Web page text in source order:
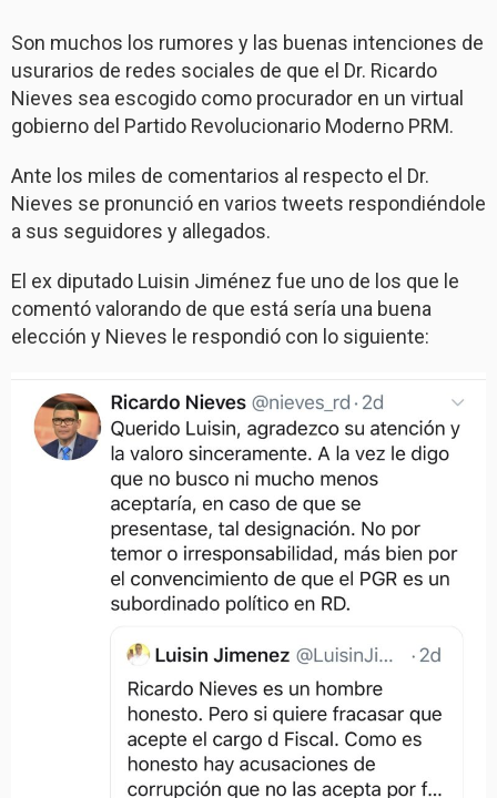
Son muchos los rumores y las buenas intenciones de
usurarios de redes sociales de que el Dr. Ricardo
Nieves sea escogido como procurador en un virtual
gobierno del Partido Revolucionario Moderno PRM.
Ante los miles de comentarios al respecto el Dr.
Nieves se pronunció en varios tweets respondiéndole
a sus seguidores y allegados.
El ex diputado Luisin Jiménez fue uno de los que le
comentó valorando de que está sería una buena
elección y Nieves le respondió con lo siguiente: